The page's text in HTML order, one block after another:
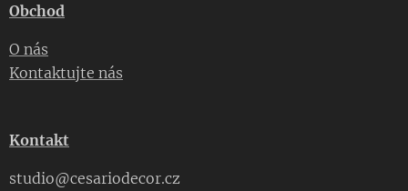
Obchod
O nás
Kontaktujte nás
Kontakt
studio@cesariodecor.cz